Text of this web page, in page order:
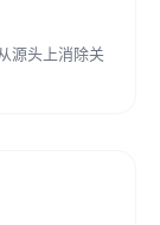
源头上消除关